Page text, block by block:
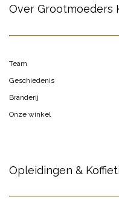
Over Grootmoeders
Team
Geschiedenis
Branderij
Onze winkel
Opleidingen &